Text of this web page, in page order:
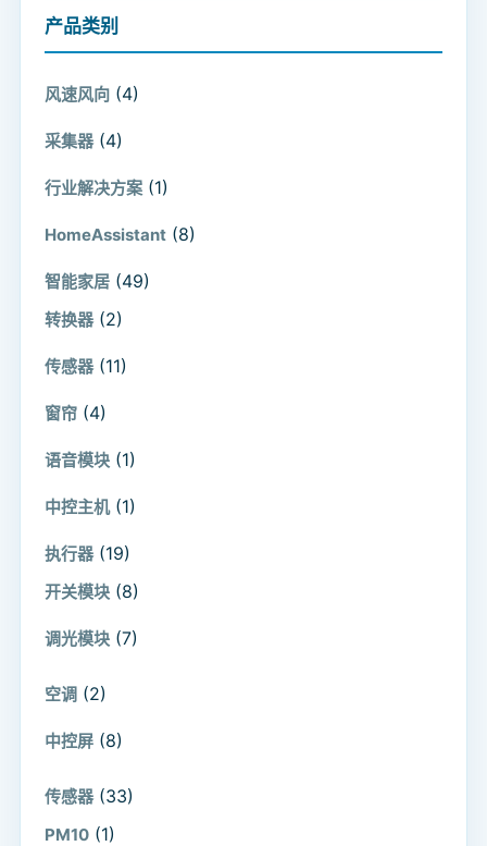
产品类别
风速风向 (4)
采集器 (4)
行业解决方案 (1)
HomeAssistant (8)
智能家居 (49)
转换器 (2)
传感器 (11)
窗帘 (4)
语音模块 (1)
中控主机 (1)
执行器 (19)
开关模块 (8)
调光模块 (7)
空调 (2)
中控屏 (8)
传感器 (33)
PM10 (1)